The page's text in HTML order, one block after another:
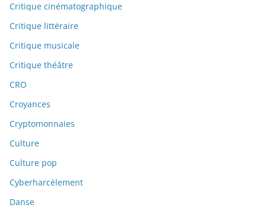
Critique cinématographique
Critique littéraire
Critique musicale
Critique théâtre
CRO
Croyances
Cryptomonnaies
Culture
Culture pop
Cyberharcèlement
Danse